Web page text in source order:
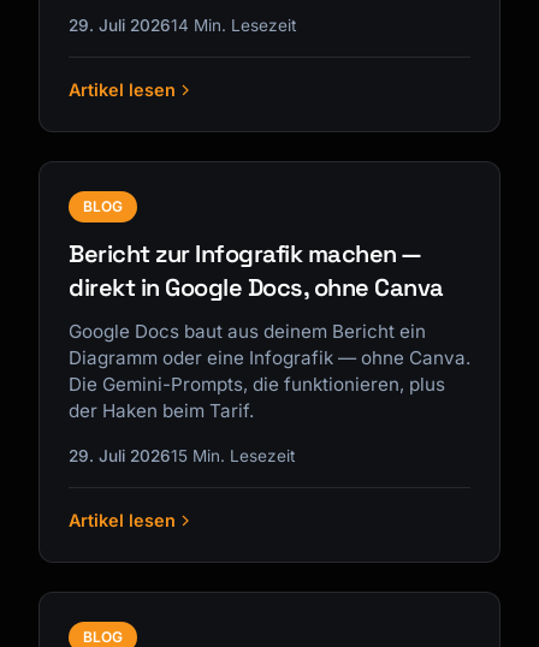
29. Juli 202614 Min. Lesezeit
Artikel lesen
BLOG
Bericht zur Infografik machen —
direkt in Google Docs, ohne Canva
Google Docs baut aus deinem Bericht ein
Diagramm oder eine Infografik — ohne Canva.
Die Gemini-Prompts, die funktionieren, plus
der Haken beim Tarif.
29. Juli 202615 Min. Lesezeit
Artikel lesen
BLOG